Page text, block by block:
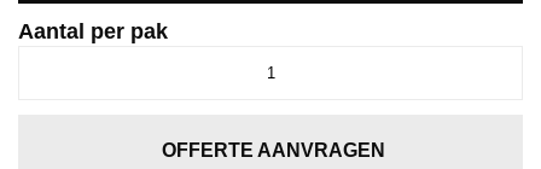
Aantal per pak
OFFERTE AANVRAGEN